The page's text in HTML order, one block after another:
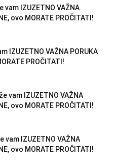
vam IZUZETNO VAŽNA
ovo MORATE PROČITATI!
IZUZETNO VAŽNA PORUKA
PROČITATI!
vam IZUZETNO VAŽNA
ovo MORATE PROČITATI!
vam IZUZETNO VAŽNA
ovo MORATE PROČITATI!